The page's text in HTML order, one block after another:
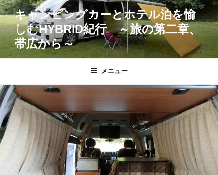
コ
ン
テ
キ
ッ
プ
キャンピングカーとホテル泊を愉
しむHYBRID紀行 ～旅の第二章、
帯広から～
メニュー